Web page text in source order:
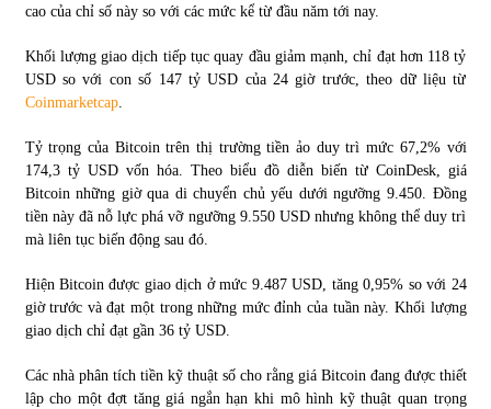
Bất ổn từ các cuộc đấu giá đất ở Thanh Hoá
31/05/2022
Tiền gửi vào ngân hàng tiếp tục tăng mạnh
31/05/2022
Vietcombank và Eximbank
31/05/2022
31/05/2022
cao của chỉ số này so với các mức kể từ đầu năm tới nay.
Khối lượng giao dịch tiếp tục quay đầu giảm mạnh, chỉ đạt hơn 118 tỷ
USD so với con số 147 tỷ USD của 24 giờ trước, theo dữ liệu từ
Coinmarketcap.
Tỷ trọng của Bitcoin trên thị trường tiền ảo duy trì mức 67,2% với
174,3 tỷ USD vốn hóa. Theo biểu đồ diễn biến từ CoinDesk, giá
Bitcoin những giờ qua di chuyển chủ yếu dưới ngưỡng 9.450. Đồng
tiền này đã nỗ lực phá vỡ ngưỡng 9.550 USD nhưng không thể duy trì
mà liên tục biến động sau đó.
Hiện Bitcoin được giao dịch ở mức 9.487 USD, tăng 0,95% so với 24
giờ trước và đạt một trong những mức đỉnh của tuần này. Khối lượng
giao dịch chỉ đạt gần 36 tỷ USD.
Các nhà phân tích tiền kỹ thuật số cho rằng giá Bitcoin đang được thiết
lập cho một đợt tăng giá ngắn hạn khi mô hình kỹ thuật quan trọng